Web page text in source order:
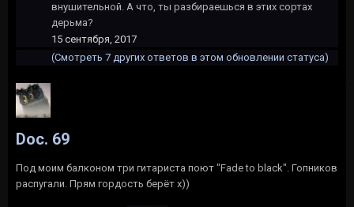
внушительной. А что, ты разбираешься в этих сортах
дерьма?
15 сентября, 2017
(Смотреть 7 других ответов в этом обновлении статуса)
Doc. 69
Под моим балконом три гитариста поют "Fade to black". Гопников
распугали. Прям гордость берёт х))